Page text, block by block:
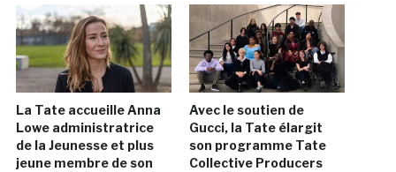
La Tate accueille Anna
Lowe administratrice
de la Jeunesse et plus
jeune membre de son
Avec le soutien de
Gucci, la Tate élargit
son programme Tate
Collective Producers